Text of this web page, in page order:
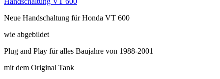
Neue Handschaltung für Honda VT 600
wie abgebildet
Plug and Play für alles Baujahre von 1988-2001
mit dem Original Tank